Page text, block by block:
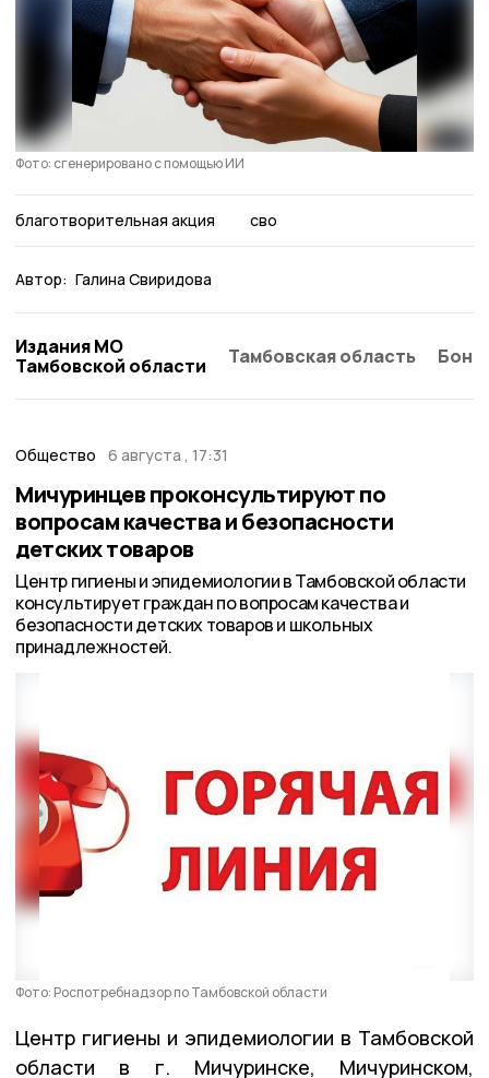
Фото: сгенерировано с помощью ИИ
благотворительная акция сво
Автор: Галина Свиридова
Издания МО
Тамбовской области
Тамбовская область
Общество 6 августа , 17:31
Мичуринцев проконсультируют по
вопросам качества и безопасности
детских товаров
Центр гигиены и эпидемиологии в Тамбовской области
консультирует граждан по вопросам качества и
безопасности детских товаров и школьных
принадлежностей.
Фото: Роспотребнадзор по Тамбовской области
Центр гигиены и эпидемиологии в Тамбовской
области в г. Мичуринске, Мичуринском,